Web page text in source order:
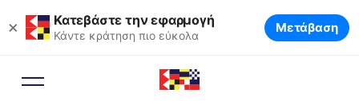
× Κατεβάστε την εφαρμογή
Κάντε κράτηση πιο εύκολα Μετάβαση